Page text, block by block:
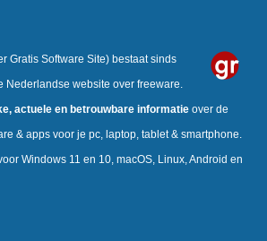
Gratis Software Site) bestaat sinds
Nederlandse website over freeware.
actuele en betrouwbare informatieover de
& apps voor je pc, laptop, tablet & smartphone.
Windows 11 en 10, macOS, Linux, Android en